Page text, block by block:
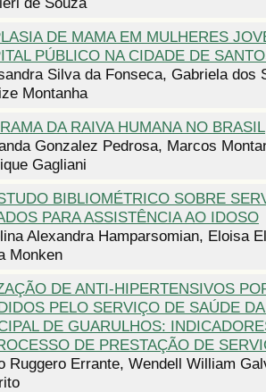
DE MAMA EM MULHERES
PÚBLICO NA CIDADE DE
Silva da Fonseca, Gabriela dos
Montanha
DA RAIVA HUMANA NO BRASIL
Gonzalez Pedrosa, Marcos
Gagliani
BIBLIOMÉTRICO SOBRE
PARA ASSISTÊNCIA AO IDOSO
Alexandra Hamparsomian, Eloisa
Monken
DE ANTI-HIPERTENSIVOS
PELO SERVIÇO DE SAÚDE
DE GUARULHOS:
DE PRESTAÇÃO DE
Ruggero Errante, Wendell William